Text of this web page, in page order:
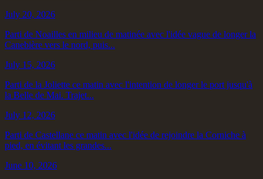
July 20, 2026
Parti de Noailles en milieu de matinée avec l'idée vague de longer la
Canebière vers le nord, puis...
July 15, 2026
Parti de la Joliette ce matin avec l'intention de longer le port jusqu'à
la Belle de Mai. Trajet...
July 12, 2026
Parti de Castellane ce matin avec l'idée de rejoindre la Corniche à
pied, en évitant les grandes...
June 10, 2026